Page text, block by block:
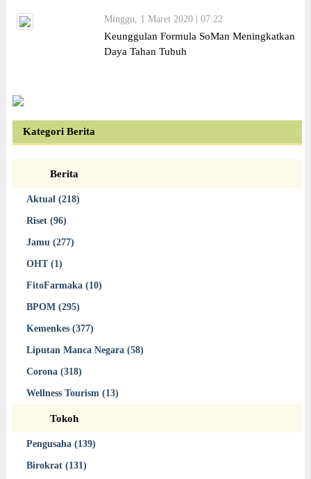
Minggu, 1 Maret 2020 | 07:22
Keunggulan Formula SoMan Meningkatkan
Daya Tahan Tubuh
Kategori Berita
Berita
Aktual (218)
Riset (96)
Jamu (277)
OHT (1)
FitoFarmaka (10)
BPOM (295)
Kemenkes (377)
Liputan Manca Negara (58)
Corona (318)
Wellness Tourism (13)
Tokoh
Pengusaha (139)
Birokrat (131)